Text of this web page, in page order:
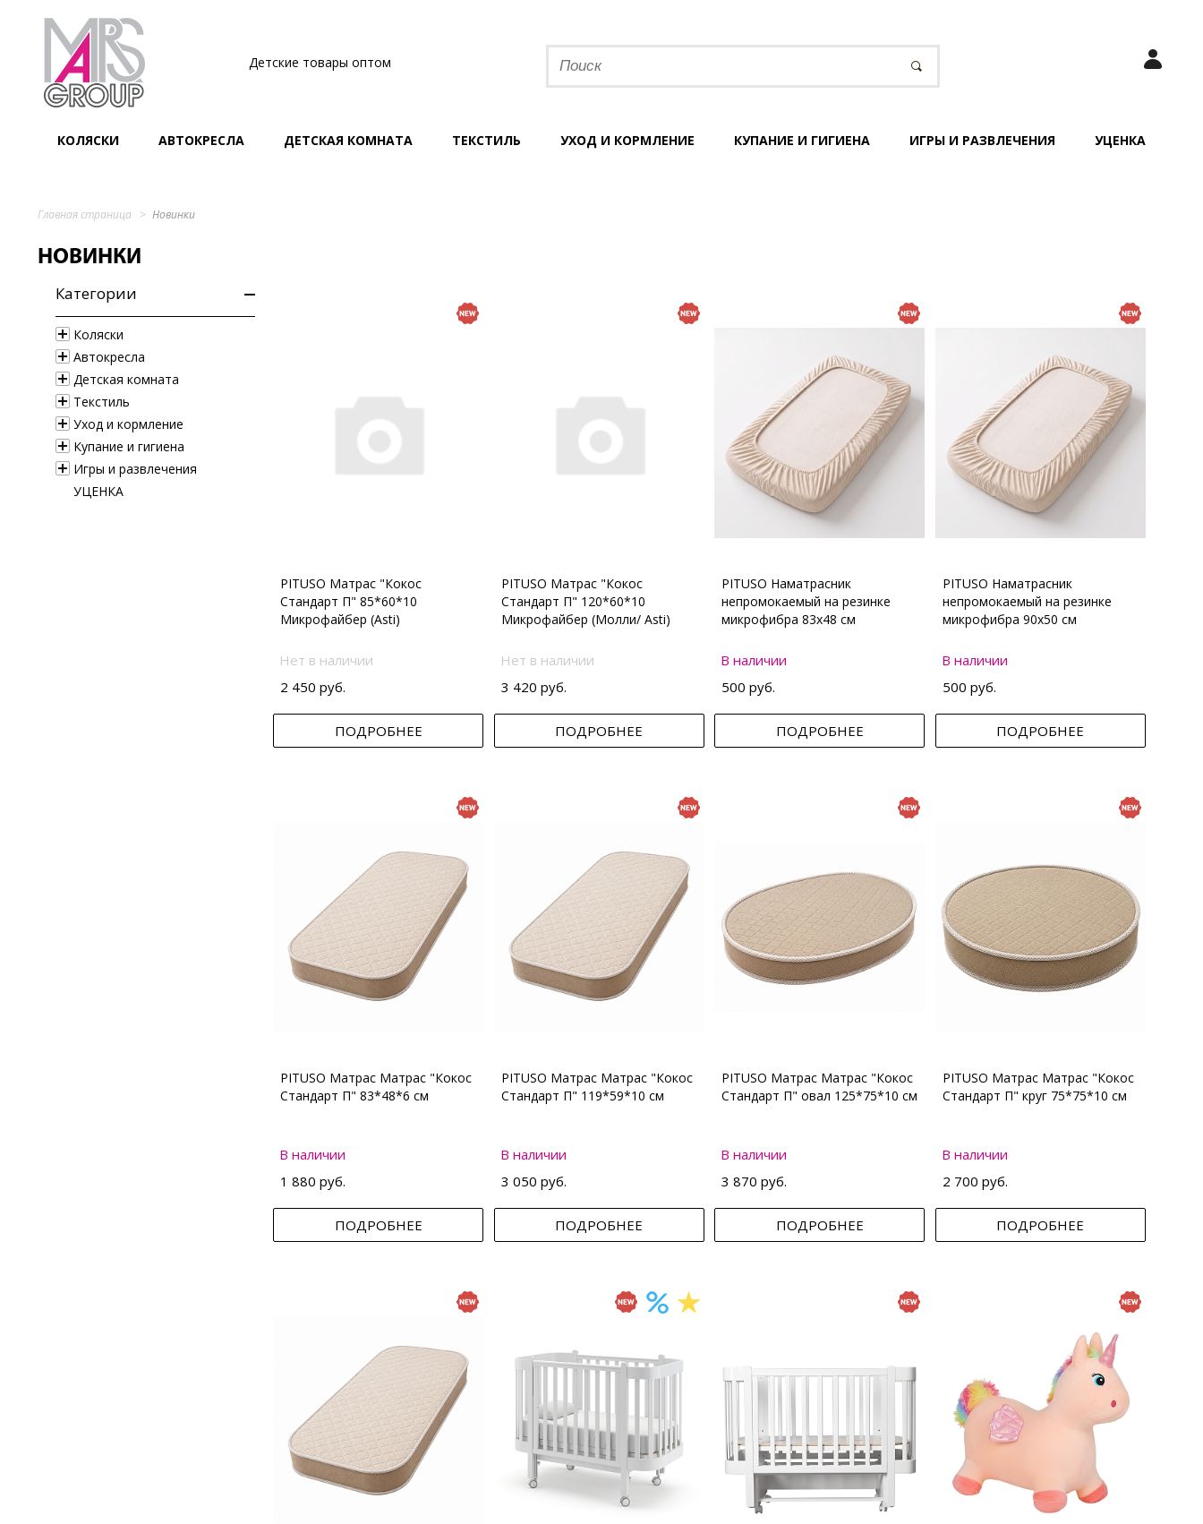
Детские товары оптом
КОЛЯСКИ АВТОКРЕСЛА ДЕТСКАЯ КОМНАТА ТЕКСТИЛЬ УХОД И КОРМЛЕНИЕ КУПАНИЕ И ГИГИЕНА ИГРЫ И РАЗВЛЕЧЕНИЯ УЦЕНКА
Главная страница Новинки
НОВИНКИ
Категории
Коляски
Автокресла
Детская комната
Текстиль
Уход и кормление
Купание и гигиена
Игры и развлечения
УЦЕНКА
PITUSO Матрас "Кокос
Стандарт П" 85*60*10
Микрофайбер (Asti)
Нет в наличии
2 450 руб.
ПОДРОБНЕЕ
PITUSO Матрас "Кокос
Стандарт П" 120*60*10
Микрофайбер (Молли/ Asti)
Нет в наличии
3 420 руб.
ПОДРОБНЕЕ
PITUSO Наматрасник
непромокаемый на резинке
микрофибра 83х48 см
В наличии
500 руб.
ПОДРОБНЕЕ
PITUSO Наматрасник
непромокаемый на резинке
микрофибра 90х50 см
В наличии
500 руб.
ПОДРОБНЕЕ
PITUSO Матрас Матрас "Кокос
Стандарт П" 83*48*6 см
В наличии
1 880 руб.
ПОДРОБНЕЕ
PITUSO Матрас Матрас "Кокос
Стандарт П" 119*59*10 см
В наличии
3 050 руб.
ПОДРОБНЕЕ
PITUSO Матрас Матрас "Кокос
Стандарт П" овал 125*75*10 см
В наличии
3 870 руб.
ПОДРОБНЕЕ
PITUSO Матрас Матрас "Кокос
Стандарт П" круг 75*75*10 см
В наличии
2 700 руб.
ПОДРОБНЕЕ